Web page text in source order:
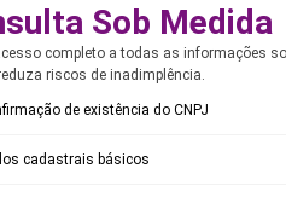
Sob Medida
completo a todas as informações
riscos de inadimplência.
de existência do CNPJ
cadastrais básicos